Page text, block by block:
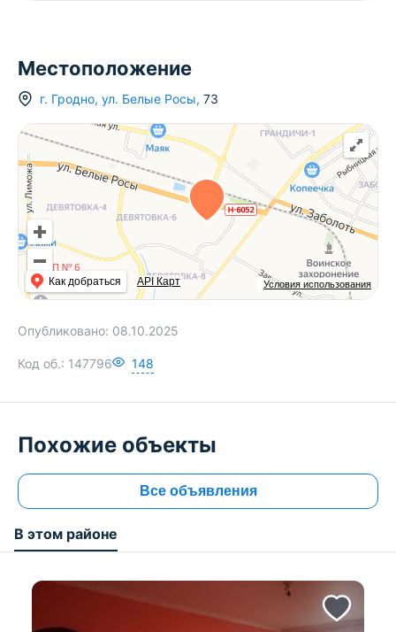
Местоположение
г. Гродно, ул. Белые Росы, 73
Условия использования
Как добраться API Карт
Опубликовано: 08.10.2025
Код об.: 147796 148
Похожие объекты
Все объявления
В этом районе